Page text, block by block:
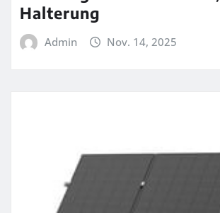
Halterung
Admin Nov. 14, 2025